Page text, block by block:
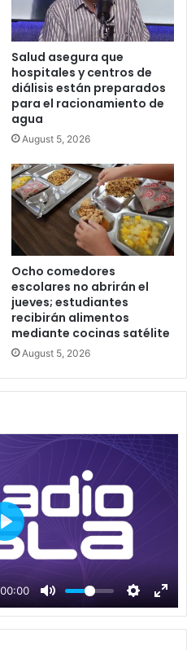
Salud asegura que
hospitales y centros de
diálisis están preparados
para el racionamiento de
agua
August 5, 2026
Ocho comedores
escolares no abrirán el
jueves; estudiantes
recibirán alimentos
mediante cocinas satélite
August 5, 2026
00:00
P
y